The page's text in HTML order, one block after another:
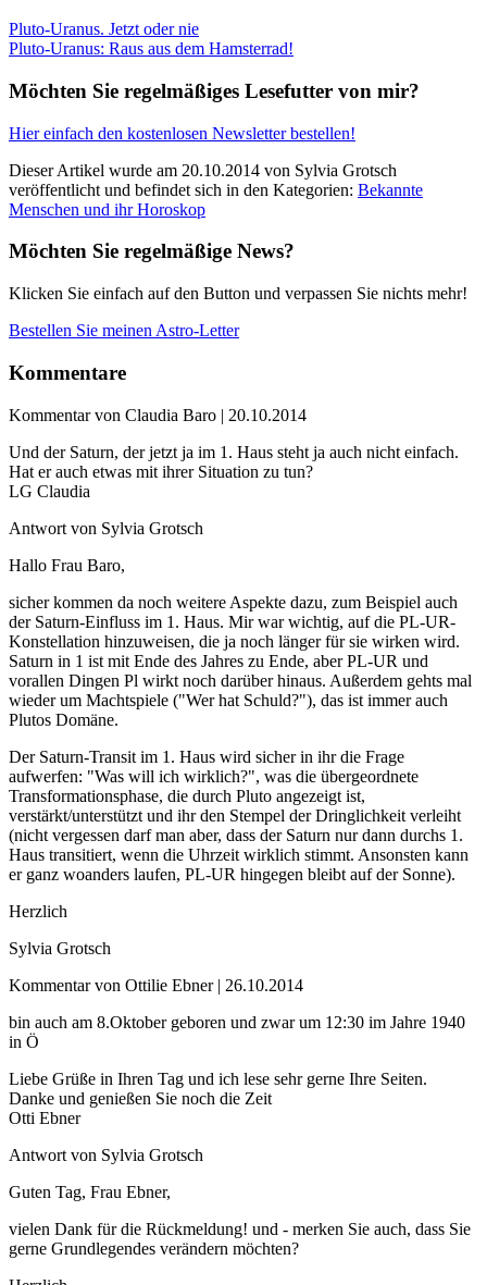
Pluto-Uranus. Jetzt oder nie
Pluto-Uranus: Raus aus dem Hamsterrad!
Möchten Sie regelmäßiges Lesefutter von mir?
Hier einfach den kostenlosen Newsletter bestellen!
Dieser Artikel wurde am 20.10.2014 von Sylvia Grotsch
veröffentlicht und befindet sich in den Kategorien: Bekannte
Menschen und ihr Horoskop
Möchten Sie regelmäßige News?
Klicken Sie einfach auf den Button und verpassen Sie nichts mehr!
Bestellen Sie meinen Astro-Letter
Kommentare
Kommentar von Claudia Baro | 20.10.2014
Und der Saturn, der jetzt ja im 1. Haus steht ja auch nicht einfach.
Hat er auch etwas mit ihrer Situation zu tun?
LG Claudia
Antwort von Sylvia Grotsch
Hallo Frau Baro,
sicher kommen da noch weitere Aspekte dazu, zum Beispiel auch
der Saturn-Einfluss im 1. Haus. Mir war wichtig, auf die PL-UR-
Konstellation hinzuweisen, die ja noch länger für sie wirken wird.
Saturn in 1 ist mit Ende des Jahres zu Ende, aber PL-UR und
vorallen Dingen Pl wirkt noch darüber hinaus. Außerdem gehts mal
wieder um Machtspiele ("Wer hat Schuld?"), das ist immer auch
Plutos Domäne.
Der Saturn-Transit im 1. Haus wird sicher in ihr die Frage
aufwerfen: "Was will ich wirklich?", was die übergeordnete
Transformationsphase, die durch Pluto angezeigt ist,
verstärkt/unterstützt und ihr den Stempel der Dringlichkeit verleiht
(nicht vergessen darf man aber, dass der Saturn nur dann durchs 1.
Haus transitiert, wenn die Uhrzeit wirklich stimmt. Ansonsten kann
er ganz woanders laufen, PL-UR hingegen bleibt auf der Sonne).
Herzlich
Sylvia Grotsch
Kommentar von Ottilie Ebner | 26.10.2014
bin auch am 8.Oktober geboren und zwar um 12:30 im Jahre 1940
in Ö
Liebe Grüße in Ihren Tag und ich lese sehr gerne Ihre Seiten.
Danke und genießen Sie noch die Zeit
Otti Ebner
Antwort von Sylvia Grotsch
Guten Tag, Frau Ebner,
vielen Dank für die Rückmeldung! und - merken Sie auch, dass Sie
gerne Grundlegendes verändern möchten?